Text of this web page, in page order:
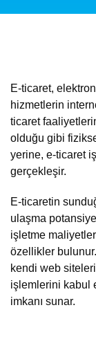
E-ticaret,
hizmetlerin
ticaret
olduğu gibi
yerine, e-ticaret
gerçekleşir.
E-ticaretin
ulaşma
işletme
özellikler
kendi web
işlemlerini kabul
imkanı sunar.